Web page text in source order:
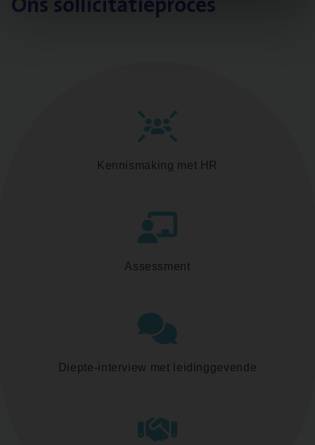
Kennismaking met HR
Assessment
Diepte-interview met leidinggevende